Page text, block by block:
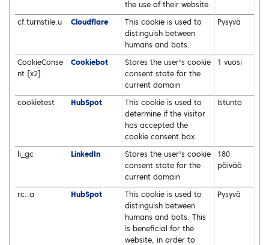
the use of their website.
cf.turnstile.u Cloudflare
This cookie is used to
distinguish between
humans and bots.
Pysyvä
CookieConse
nt [x2]
Cookiebot
Stores the user's cookie
consent state for the
current domain
1 vuosi
cookietest HubSpot
This cookie is used to
determine if the visitor
has accepted the
cookie consent box.
Istunto
li_gc LinkedIn
Stores the user's cookie
consent state for the
current domain
180
päivää
rc::a HubSpot
This cookie is used to
distinguish between
humans and bots. This
is beneficial for the
website, in order to
Pysyvä